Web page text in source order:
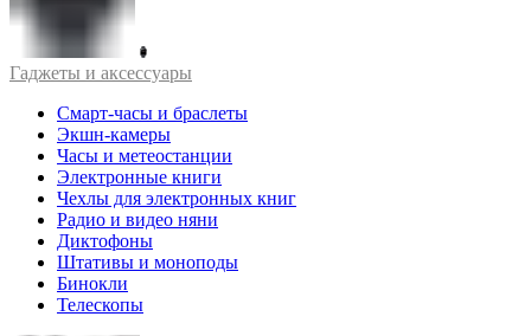
Гаджеты и аксессуары
Смарт-часы и браслеты
Экшн-камеры
Часы и метеостанции
Электронные книги
Чехлы для электронных книг
Радио и видео няни
Диктофоны
Штативы и моноподы
Бинокли
Телескопы